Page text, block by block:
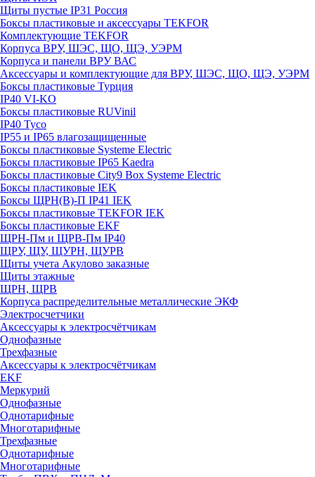
Щиты пустые IP31 Россия
Боксы пластиковые и аксессуары TEKFOR
Комплектующие TEKFOR
Корпуса ВРУ, ШЭС, ЩО, ЩЭ, УЭРМ
Корпуса и панели ВРУ ВАС
Аксессуары и комплектующие для ВРУ, ШЭС, ЩО, ЩЭ, УЭРМ
Боксы пластиковые Турция
IP40 VI-KO
Боксы пластиковые RUVinil
IP40 Тусо
IP55 и IP65 влагозащищенные
Боксы пластиковые Systeme Electric
Боксы пластиковые IP65 Kaedra
Боксы пластиковые City9 Box Systeme Electric
Боксы пластиковые IEK
Боксы ЩРН(В)-П IP41 IEK
Боксы пластиковые TEKFOR IEK
Боксы пластиковые EKF
ЩРН-Пм и ЩРВ-Пм IP40
ЩРУ, ЩУ, ЩУРН, ЩУРВ
Щиты учета Акулово заказные
Щиты этажные
ЩРН, ЩРВ
Корпуса распределительные металлические ЭКФ
Электросчетчики
Аксессуары к электросчётчикам
Однофазные
Трехфазные
Аксессуары к электросчётчикам
EKF
Меркурий
Однофазные
Однотарифные
Многотарифные
Трехфазные
Однотарифные
Многотарифные